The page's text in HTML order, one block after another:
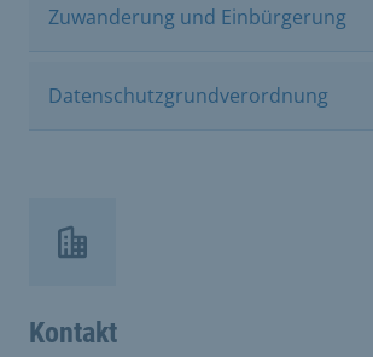
Zuwanderung und Einbürgerung
Datenschutzgrundverordnung
Kontakt